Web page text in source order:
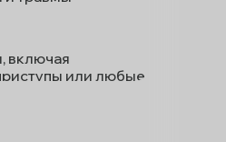
включая
или любые